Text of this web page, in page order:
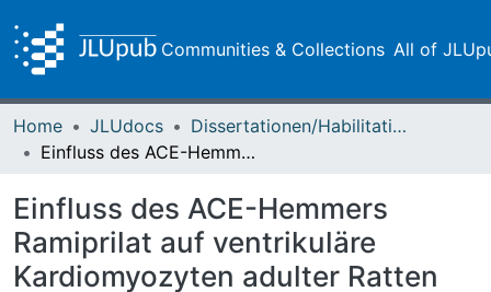
Communities & Collections All of
Home JLUdocs
Dissertationen/Habilitationen
Einfluss des ACE-Hemmers Ramiprilat auf ventrikuläre Kardiomyozyten adulter Ratten
Einfluss des ACE-Hemmers
Ramiprilat auf ventrikuläre
Kardiomyozyten adulter Ratten